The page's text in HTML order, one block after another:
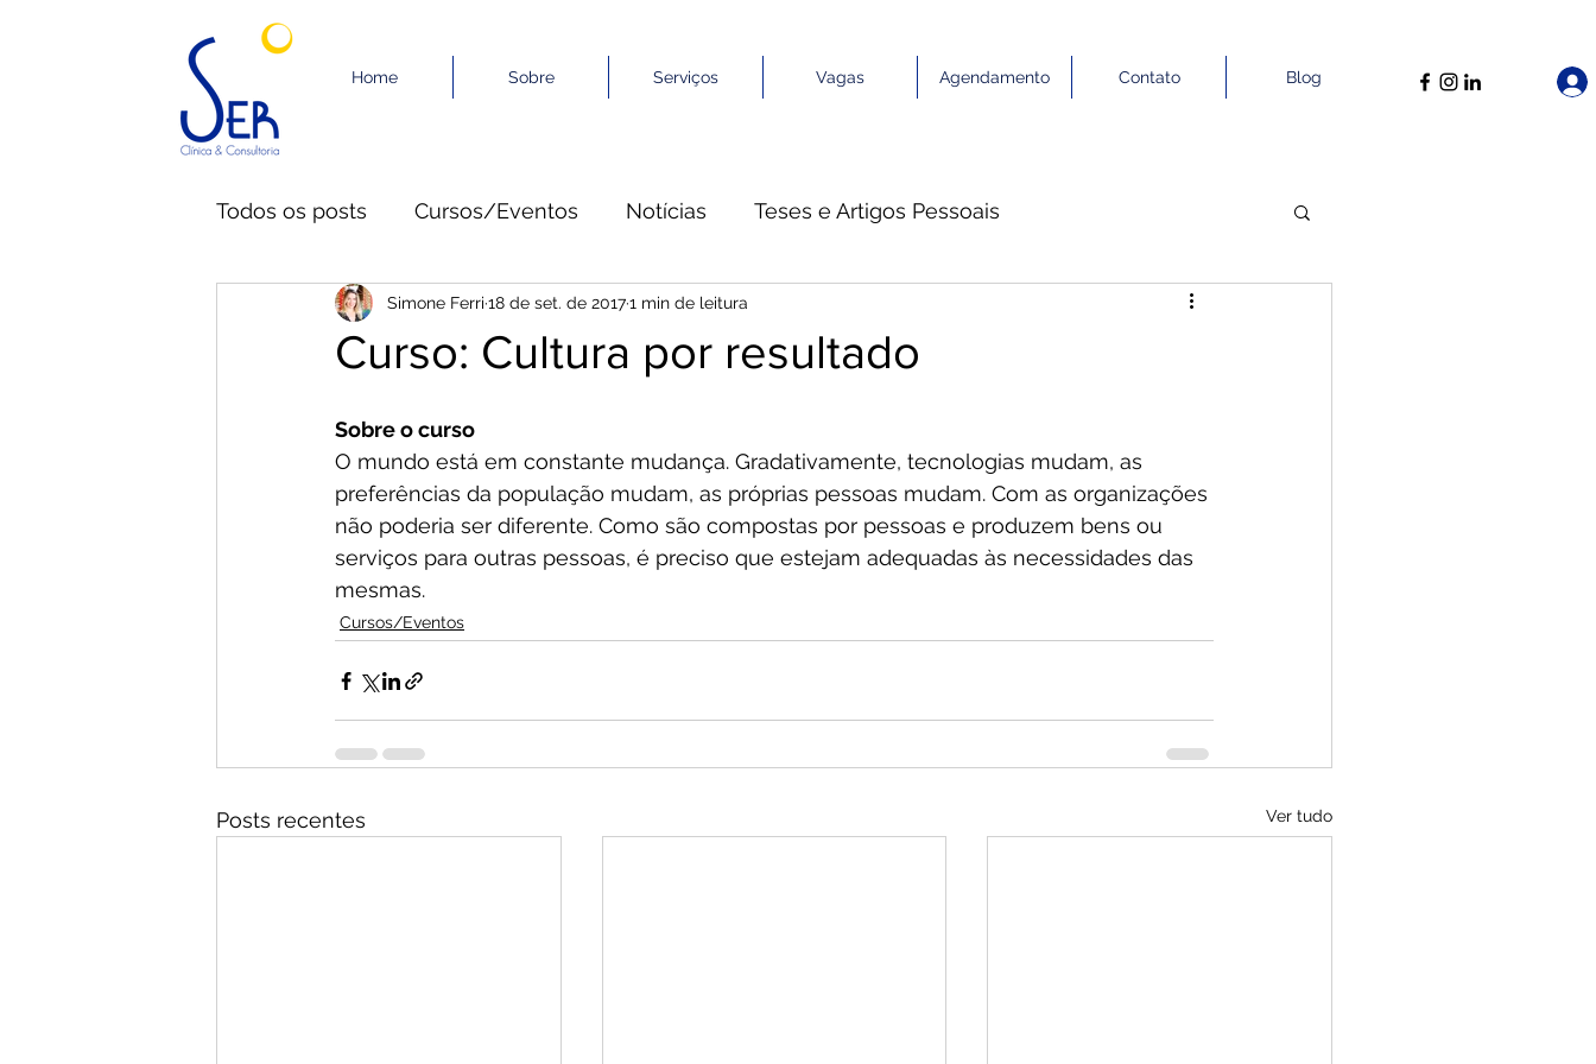
Home Sobre Serviços Vagas Agendamento Contato Blog
Todos os posts Cursos/Eventos Notícias Teses e Artigos Pessoais
Curso: Cultura por resultado
Simone Ferri 18 de set. de 20171 min de leitura
Sobre o curso
O mundo está em constante mudança. Gradativamente, tecnologias mudam, as
preferências da população mudam, as próprias pessoas mudam. Com as organizações
não poderia ser diferente. Como são compostas por pessoas e produzem bens ou
serviços para outras pessoas, é preciso que estejam adequadas às necessidades das
mesmas.
Cursos/Eventos
Posts recentes Ver tudo